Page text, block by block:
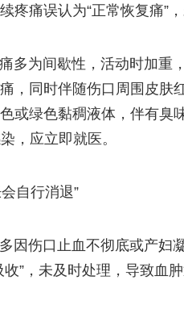
痛误认为“正常恢复痛”
多为间歇性，活动时加重
，同时伴随伤口周围皮肤
或绿色黏稠液体，伴有臭
，应立即就医。
自行消退”
因伤口止血不彻底或产妇
”，未及时处理，导致血